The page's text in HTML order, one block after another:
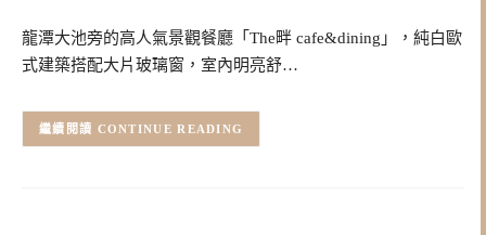
龍潭大池旁的高人氣景觀餐廳「The畔 cafe&dining」，純白歐
式建築搭配大片玻璃窗，室內明亮舒…
CONTINUE READING